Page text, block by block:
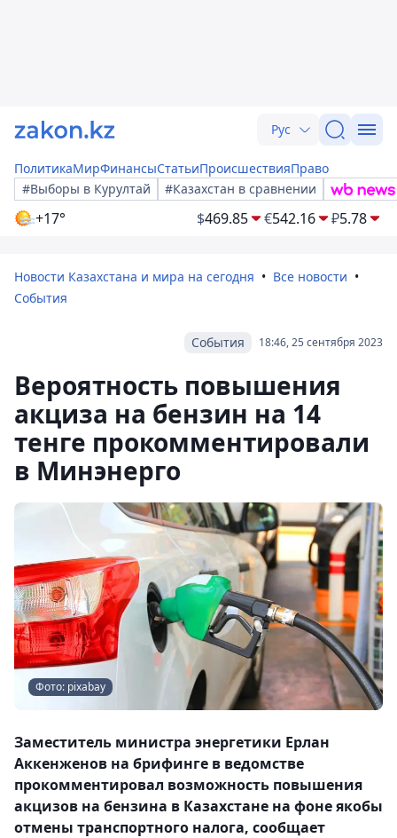
Рус
ПолитикаМирФинансыСтатьиПроисшествияПраво
#Выборы в Курултай
#Казахстан в сравнении
+17° $469.85 €542.16 ₽5.78
Новости Казахстана и мира на сегодня
Все новости
События
18:46, 25 сентября 2023
События
Вероятность повышения
акциза на бензин на 14
тенге прокомментировали
в Минэнерго
Фото: pixabay
Заместитель министра энергетики Ерлан
Аккенженов на брифинге в ведомстве
прокомментировал возможность повышения
акцизов на бензина в Казахстане на фоне якобы
отмены транспортного налога, сообщает